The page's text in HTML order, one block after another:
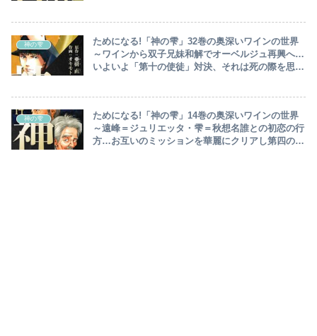
神の雫
ためになる!「神の雫」32巻の奥深いワインの世界
～ワインから双子兄妹和解でオーベルジュ再興へ…
いよいよ「第十の使徒」対決、それは死の際を思わ
神の雫
ためになる!「神の雫」14巻の奥深いワインの世界
～遠峰＝ジュリエッタ・雫＝秋想名誰との初恋の行
方…お互いのミッションを華麗にクリアし第四の使